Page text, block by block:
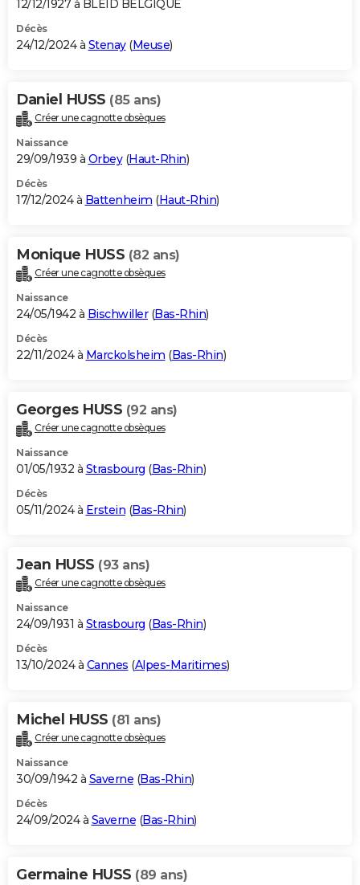
12/12/1927 à BLEID BELGIQUE
Décès
24/12/2024 à Stenay(Meuse)
Daniel HUSS (85 ans)
Créer une cagnotte obsèques
Naissance
29/09/1939 à Orbey(Haut-Rhin)
Décès
17/12/2024 à Battenheim (Haut-Rhin)
Monique HUSS (82 ans)
Créer une cagnotte obsèques
Naissance
24/05/1942 à Bischwiller(Bas-Rhin)
Décès
22/11/2024 à Marckolsheim (Bas-Rhin)
Georges HUSS (92 ans)
Créer une cagnotte obsèques
Naissance
01/05/1932 à Strasbourg (Bas-Rhin)
Décès
05/11/2024 à Erstein (Bas-Rhin)
Jean HUSS (93 ans)
Créer une cagnotte obsèques
Naissance
24/09/1931 à Strasbourg (Bas-Rhin)
Décès
13/10/2024 à Cannes (Alpes-Maritimes)
Michel HUSS (81 ans)
Créer une cagnotte obsèques
Naissance
30/09/1942 à Saverne (Bas-Rhin)
Décès
24/09/2024 à Saverne (Bas-Rhin)
Germaine HUSS (89 ans)